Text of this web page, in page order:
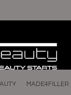
MADE4FILLER